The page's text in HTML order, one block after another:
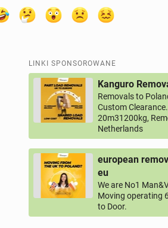
LINKI SPONSOROWANE
Kanguro
Removals to
Custom
20m31200kg,
Netherlands
european
eu
We are No1
Moving operating
to Door.